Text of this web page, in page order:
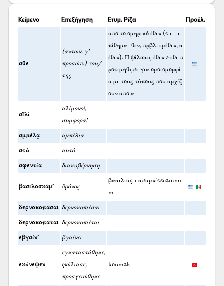
Κείμενο Επεξήγηση Ετυμ. Ρίζα Προέλ.
αθε
(αντων. γ’
προσώπ.) του/
της
από το ομηρικό έθεν (< ε + ε
πίθημα -θεν, πρβλ. εμέθεν, σ
έθεν). Η ψίλωση έθεν > εθε π
ροτιμήθηκε για ομοιομορφί
α με τους τύπους που αρχίζ
ουν από α-
αϊλί
αλίμονο!,
συμφορά!
αμπέλα̤ αμπέλια
ατό αυτό
αφεντία διακυβέρνηση
βασιλοσκάμ’ θρόνος
βασιλιάς + σκαμνί<scamnu
m
δερνοκοπάσαι δερνοκοπιέσαι
δερνοκοπάται δερνοκοπιέται
εβγαίν’ βγαίνει
εκόνεψεν
εγκαταστάθηκε,
φώλιασε,
προσγειώθηκε
konmak